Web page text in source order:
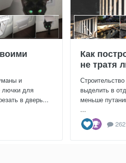
и
лючки для
в дверь...
Как
не тратя
выделить в
меньше
...